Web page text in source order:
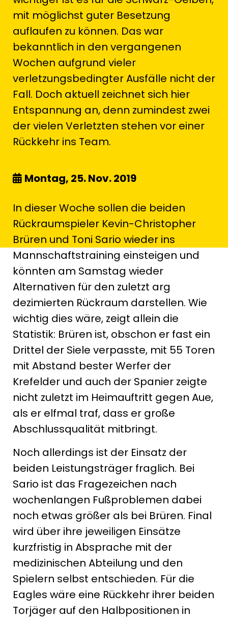
mit möglichst guter Besetzung
auflaufen zu können. Das war
bekanntlich in den vergangenen
Wochen aufgrund vieler
verletzungsbedingter Ausfälle nicht der
Fall. Doch aktuell zeichnet sich hier
Entspannung an, denn zumindest zwei
der vielen Verletzten stehen vor einer
Rückkehr ins Team.
Montag, 25. Nov. 2019
In dieser Woche sollen die beiden
Rückraumspieler Kevin-Christopher
Brüren und Toni Sario wieder ins
Mannschaftstraining einsteigen und
könnten am Samstag wieder
Alternativen für den zuletzt arg
dezimierten Rückraum darstellen. Wie
wichtig dies wäre, zeigt allein die
Statistik: Brüren ist, obschon er fast ein
Drittel der Siele verpasste, mit 55 Toren
mit Abstand bester Werfer der
Krefelder und auch der Spanier zeigte
nicht zuletzt im Heimauftritt gegen Aue,
als er elfmal traf, dass er große
Abschlussqualität mitbringt.
Noch allerdings ist der Einsatz der
beiden Leistungsträger fraglich. Bei
Sario ist das Fragezeichen nach
wochenlangen Fußproblemen dabei
noch etwas größer als bei Brüren. Final
wird über ihre jeweiligen Einsätze
kurzfristig in Absprache mit der
medizinischen Abteilung und den
Spielern selbst entschieden. Für die
Eagles wäre eine Rückkehr ihrer beiden
Torjäger auf den Halbpositionen in